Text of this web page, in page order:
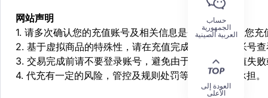
网站声明
1. 请多次确认您的充值账号及相关信息是否正确，如因您
2. 基于虚拟商品的特殊性，请在充值完成后登陆您的帐号
3. 交易完成前请不要登录账号，避免由于顶号造成充值失
4. 代充有一定的风险，管控及规则处罚等风险需自行承担。
حساب
الجمهورية
العربية الصينية
العودة إلى
الأعلى